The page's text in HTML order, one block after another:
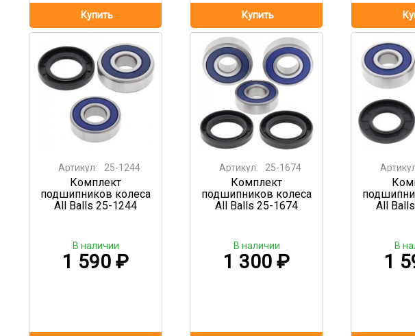
Артикул: 25-1244
Комплект
подшипников колеса
All Balls 25-1244
1 590 ₽
В наличии
Артикул: 25-1674
Комплект
подшипников колеса
All Balls 25-1674
1 300 ₽
В наличии
All
1
В